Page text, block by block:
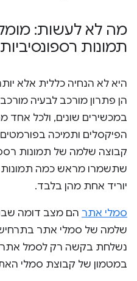
מה לא לעשות:
תמונות
היא לא הנחיה כללית אלא
הן פתרון מורכב לבעיה
במכשירים שונים, ולכל אחד
הפיקסלים ותמיכה
קבוצה שלמה של תמונות
שתשמרו מראש כמה
יוריד אחת מהן בלבד.
סמלי אתר הם מצב דומה
שלמה של סמלי אתר
נשלחת בקשה רק לסמל אתר
במטמון של קבוצת סמלי